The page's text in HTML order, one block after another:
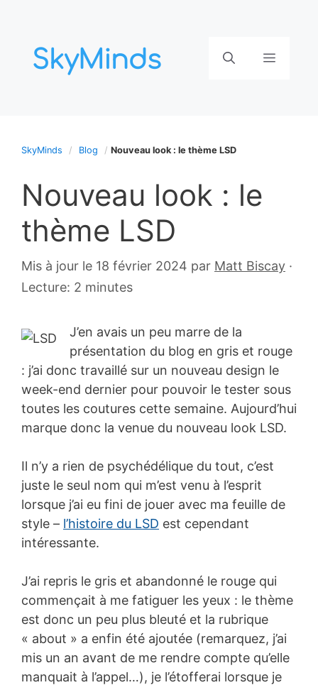
contenu
Menu
SkyMinds Blog Nouveau look : le thème LSD
Nouveau look : le
thème LSD
Mis à jour le 18 février 2024 11
par Matt Biscay ·
Lecture: 2 minutes
J’en avais un peu marre de la
présentation du blog en gris et rouge
: j’ai donc travaillé sur un nouveau design le
week-end dernier pour pouvoir le tester sous
toutes les coutures cette semaine. Aujourd’hui
marque donc la venue du nouveau look LSD.
Il n’y a rien de psychédélique du tout, c’est
juste le seul nom qui m’est venu à l’esprit
lorsque j’ai eu fini de jouer avec ma feuille de
style – l’histoire du LSD est cependant
intéressante.
J’ai repris le gris et abandonné le rouge qui
commençait à me fatiguer les yeux : le thème
est donc un peu plus bleuté et la rubrique
« about » a enfin été ajoutée (remarquez, j’ai
mis un an avant de me rendre compte qu’elle
manquait à l’appel…), je l’étofferai lorsque je